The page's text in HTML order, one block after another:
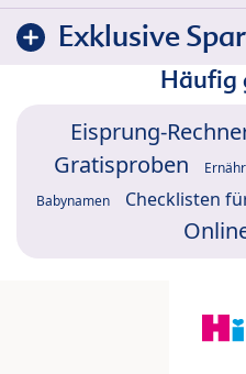
Exklusive
Häufig
Eisprung-
Gratisproben
Babynamen Checklisten